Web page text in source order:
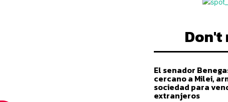
Don't
El senador
cercano a Milei,
sociedad para
extranjeros